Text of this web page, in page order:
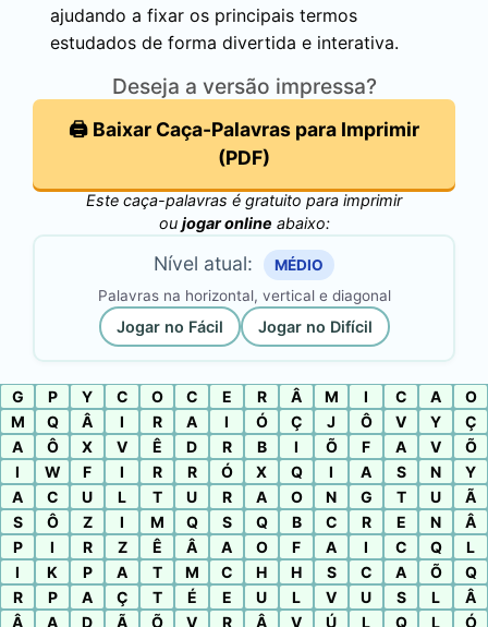
ajudando a fixar os principais termos
estudados de forma divertida e interativa.
Deseja a versão impressa?
🖨️ Baixar Caça-Palavras para Imprimir
(PDF)
Este caça-palavras é gratuito para imprimir
ou jogar online abaixo:
Nível atual:
MÉDIO
Palavras na horizontal, vertical e diagonal
Jogar no Fácil Jogar no Difícil
G P Y C O C E R Â M I C A
O
M
Q Â I R A I Ó Ç J Ô V Y
Ç
A
Ô X V Ê D R B I Õ F A V
Õ
I
W F I R R Ó X Q I A S N
Y
A
C U L T U R A O N G T U
Ã
S
Ô Z I M Q S Q B C R E N
Â
P
I R Z Ê Â A O F A I C Q
L
I
K P A T M C H H S C A Õ
Q
R
P A Ç T É E U L V U S L
Â
Â
A D Ã Õ V R Â V Ú L Q L Ó